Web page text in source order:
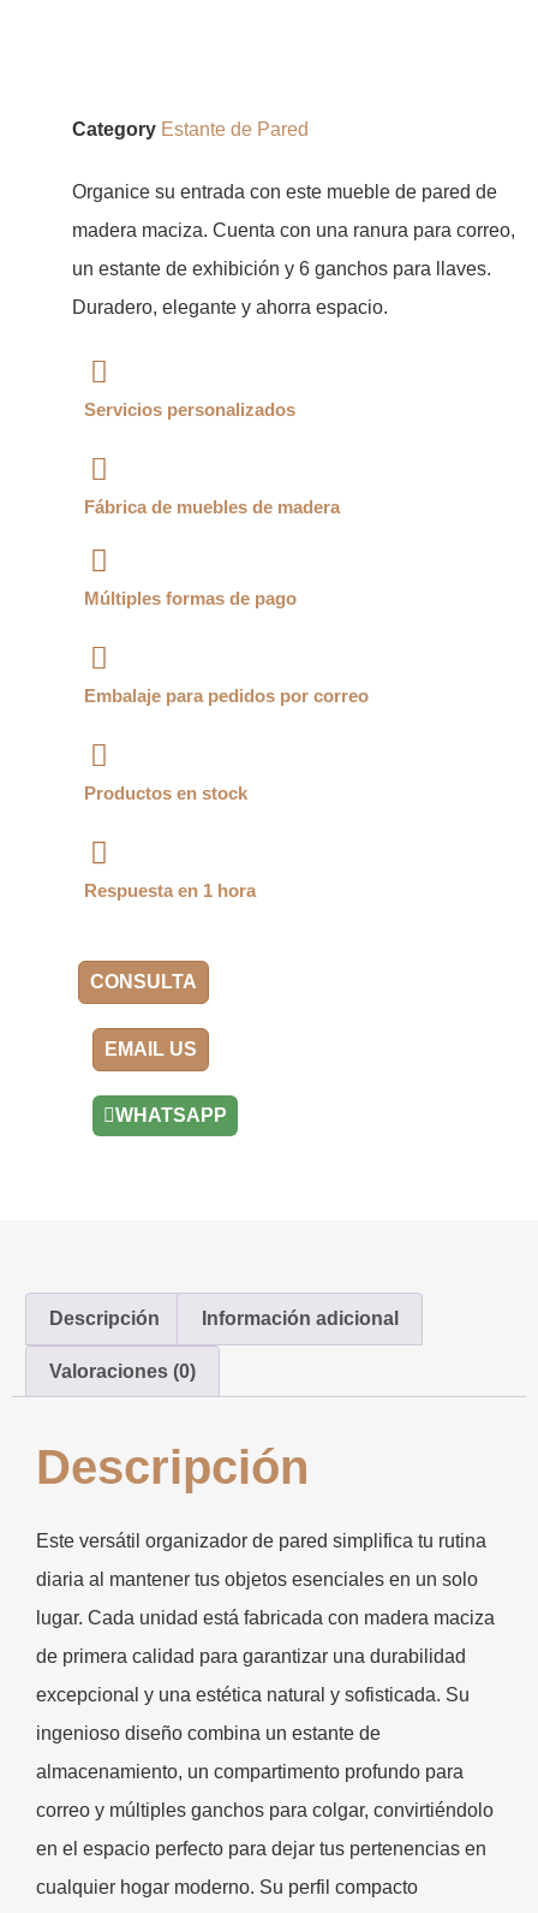
Category Estante de Pared
Organice su entrada con este mueble de pared de
madera maciza. Cuenta con una ranura para correo,
un estante de exhibición y 6 ganchos para llaves.
Duradero, elegante y ahorra espacio.
Servicios personalizados
Fábrica de muebles de madera
Múltiples formas de pago
Embalaje para pedidos por correo
Productos en stock
Respuesta en 1 hora
CONSULTA
EMAIL US
WHATSAPP
Descripción Información adicional
Valoraciones (0)
Descripción
Este versátil organizador de pared simplifica tu rutina
diaria al mantener tus objetos esenciales en un solo
lugar. Cada unidad está fabricada con madera maciza
de primera calidad para garantizar una durabilidad
excepcional y una estética natural y sofisticada. Su
ingenioso diseño combina un estante de
almacenamiento, un compartimento profundo para
correo y múltiples ganchos para colgar, convirtiéndolo
en el espacio perfecto para dejar tus pertenencias en
cualquier hogar moderno. Su perfil compacto